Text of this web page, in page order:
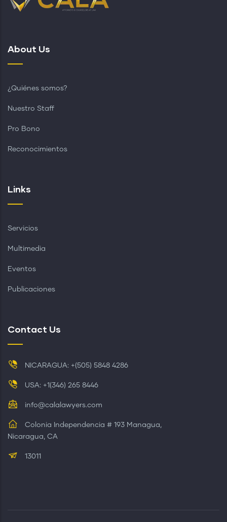
About Us
¿Quiénes somos?
Nuestro Staff
Pro Bono
Reconocimientos
Links
Servicios
Multimedia
Eventos
Publicaciones
Contact Us
NICARAGUA: +(505) 5848 4286
USA: +1(346) 265 8446
info@calalawyers.com
Colonia Independencia # 193 Managua,
Nicaragua, CA
13011